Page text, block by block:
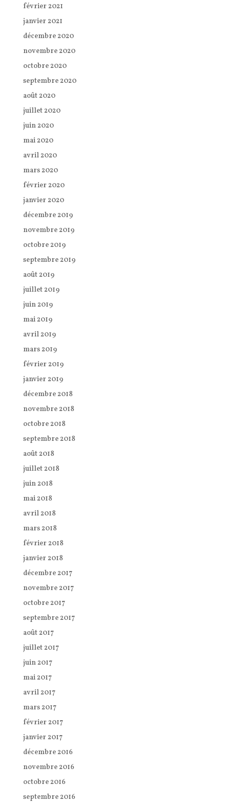
février 2021
janvier 2021
décembre 2020
novembre 2020
octobre 2020
septembre 2020
août 2020
juillet 2020
juin 2020
mai 2020
avril 2020
mars 2020
février 2020
janvier 2020
décembre 2019
novembre 2019
octobre 2019
septembre 2019
août 2019
juillet 2019
juin 2019
mai 2019
avril 2019
mars 2019
février 2019
janvier 2019
décembre 2018
novembre 2018
octobre 2018
septembre 2018
août 2018
juillet 2018
juin 2018
mai 2018
avril 2018
mars 2018
février 2018
janvier 2018
décembre 2017
novembre 2017
octobre 2017
septembre 2017
août 2017
juillet 2017
juin 2017
mai 2017
avril 2017
mars 2017
février 2017
janvier 2017
décembre 2016
novembre 2016
octobre 2016
septembre 2016